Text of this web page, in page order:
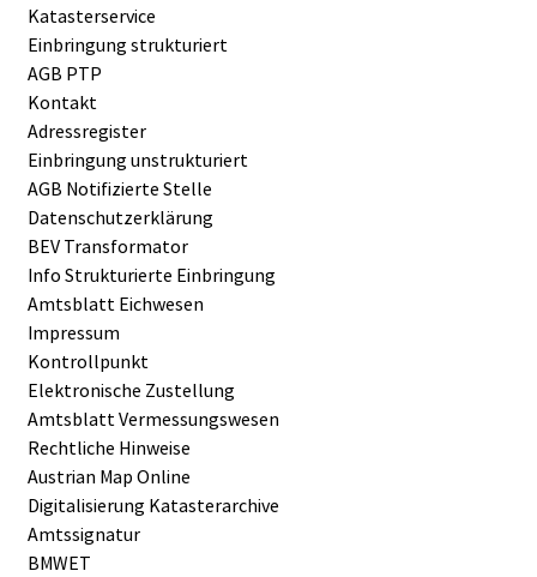
Katasterservice
Einbringung strukturiert
AGB PTP
Kontakt
Adressregister
Einbringung unstrukturiert
AGB Notifizierte Stelle
Datenschutzerklärung
BEV Transformator
Info Strukturierte Einbringung
Amtsblatt Eichwesen
Impressum
Kontrollpunkt
Elektronische Zustellung
Amtsblatt Vermessungswesen
Rechtliche Hinweise
Austrian Map Online
Digitalisierung Katasterarchive
Amtssignatur
BMWET